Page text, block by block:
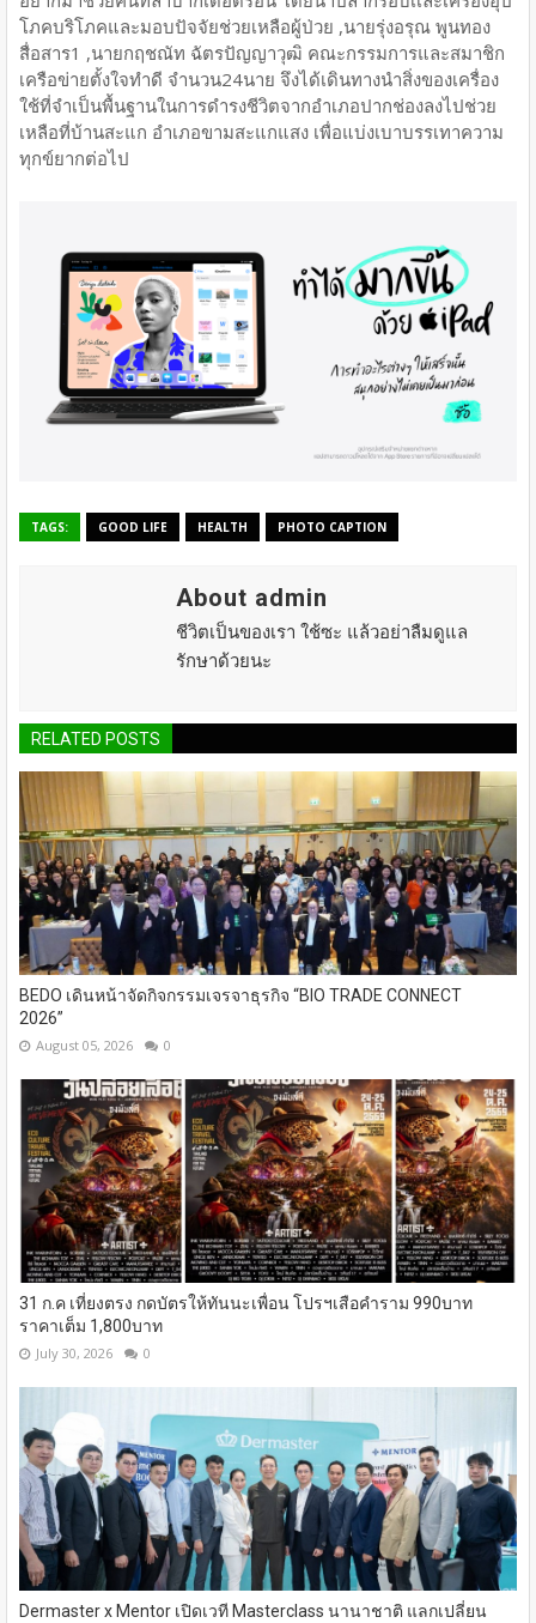
โภคบริโภคและมอบปัจจัยช่วยเหลือผู้ป่วย ,นายรุ่งอรุณ พูนทอง
สื่อสาร1 ,นายกฤชณัท ฉัตรปัญญาวุฒิ คณะกรรมการและสมาชิก
เครือข่ายตั้งใจทำดี จำนวน24นาย จึงได้เดินทางนำสิ่งของเครื่อง
ใช้ที่จำเป็นพื้นฐานในการดำรงชีวิตจากอำเภอปากช่องลงไปช่วย
เหลือที่บ้านสะแก อำเภอขามสะแกแสง เพื่อแบ่งเบาบรรเทาความ
ทุกข์ยากต่อไป
TAGS: GOOD LIFE HEALTH PHOTO CAPTION
About admin
ชีวิตเป็นของเรา ใช้ซะ แล้วอย่าลืมดูแล
รักษาด้วยนะ
RELATED POSTS
BEDO เดินหน้าจัดกิจกรรมเจรจาธุรกิจ “BIO TRADE CONNECT
2026”
August 05, 2026 0
31 ก.ค เที่ยงตรง กดบัตรให้ทันนะเพื่อน โปรฯเสือคำราม 990บาท
ราคาเต็ม 1,800บาท
July 30, 2026 0
Dermaster x Mentor เปิดเวที Masterclass นานาชาติ​ แลกเปลี่ยน